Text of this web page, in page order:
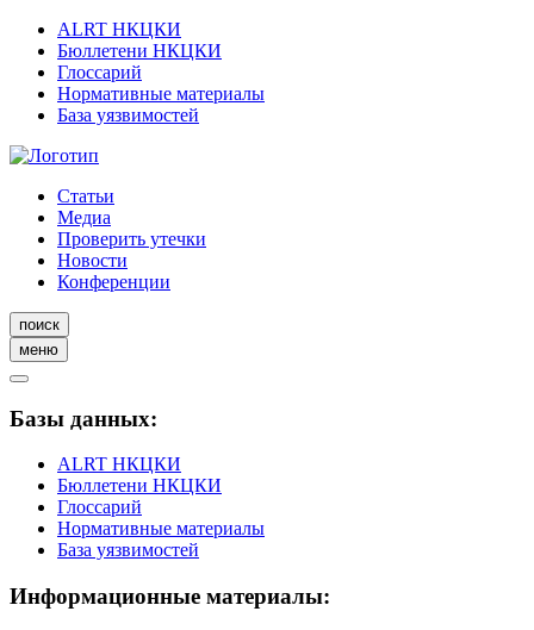
ALRT НКЦКИ
Бюллетени НКЦКИ
Глоссарий
Нормативные материалы
База уязвимостей
Статьи
Медиа
Проверить утечки
Новости
Конференции
поиск
меню
Базы данных:
ALRT НКЦКИ
Бюллетени НКЦКИ
Глоссарий
Нормативные материалы
База уязвимостей
Информационные материалы: